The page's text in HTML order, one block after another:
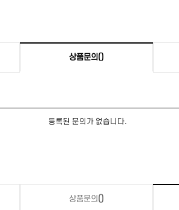
상품문의 ()
등록된 문의가 없습니다.
상품문의 ()